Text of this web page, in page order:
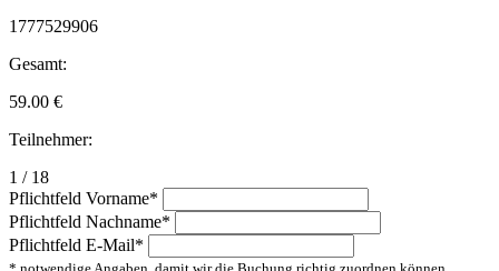
1777529906
Gesamt:
59.00 €
Teilnehmer:
1 / 18
Pflichtfeld Vorname*
Pflichtfeld Nachname*
Pflichtfeld E-Mail*